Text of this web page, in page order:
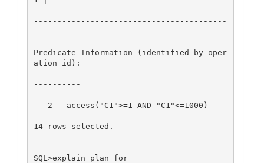
-----------------------------------------
-----------------------------------------
---
Predicate Information (identified by oper
ation id):
-----------------------------------------
----------
14 rows selected.
SQL>explain plan for